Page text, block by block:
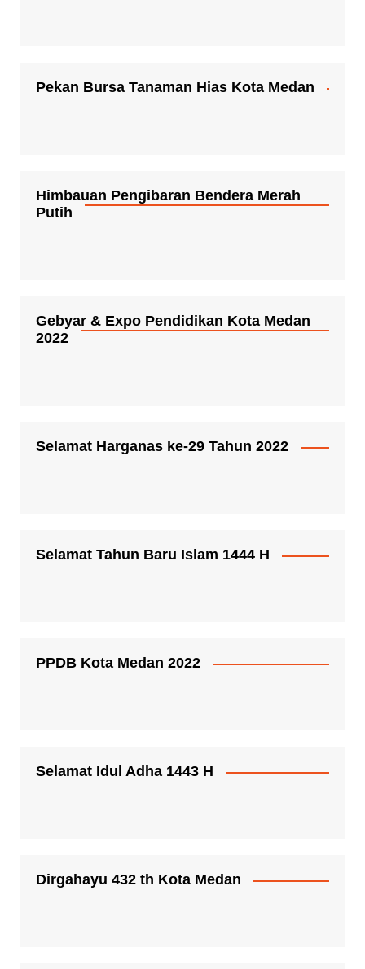
Pekan Bursa Tanaman Hias Kota Medan
Himbauan Pengibaran Bendera Merah
Putih
Gebyar & Expo Pendidikan Kota Medan
2022
Selamat Harganas ke-29 Tahun 2022
Selamat Tahun Baru Islam 1444 H
PPDB Kota Medan 2022
Selamat Idul Adha 1443 H
Dirgahayu 432 th Kota Medan